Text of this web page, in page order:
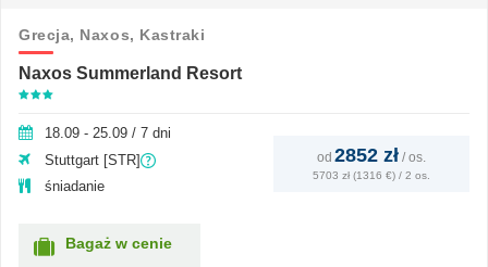
Grecja, Naxos, Kastraki
Naxos Summerland Resort
18.09 - 25.09 / 7 dni
Stuttgart [STR]
śniadanie
Bagaż w cenie
od 2852 zł / os.
5703 zł (1316 €) / 2 os.